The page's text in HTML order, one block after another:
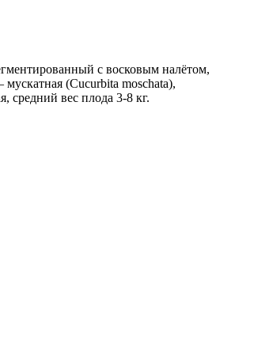
с восковым налётом,
(Cucurbita moschata),
средний вес плода 3-8 кг.